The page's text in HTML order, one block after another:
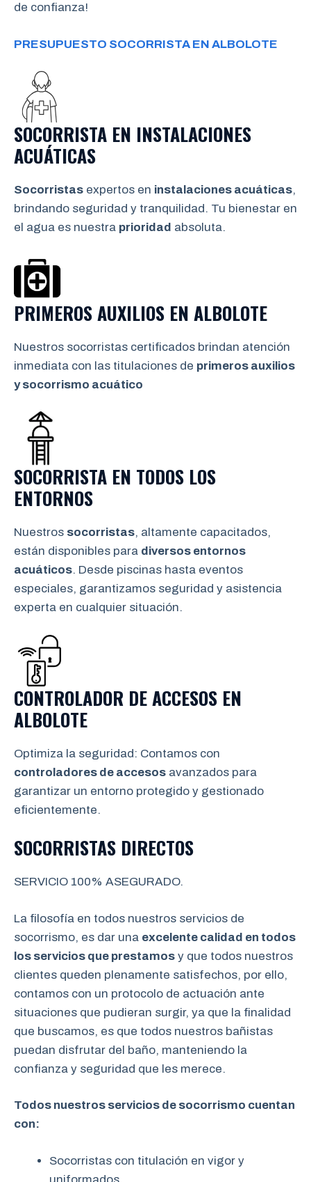
de confianza!
PRESUPUESTO SOCORRISTA EN ALBOLOTE
SOCORRISTA EN INSTALACIONES
ACUÁTICAS
Socorristas expertos en instalaciones acuáticas,
brindando seguridad y tranquilidad. Tu bienestar en
el agua es nuestra prioridad absoluta.
PRIMEROS AUXILIOS EN ALBOLOTE
Nuestros socorristas certificados brindan atención
inmediata con las titulaciones de primeros auxilios
y socorrismo acuático
SOCORRISTA EN TODOS LOS
ENTORNOS
Nuestros socorristas, altamente capacitados,
están disponibles para diversos entornos
acuáticos. Desde piscinas hasta eventos
especiales, garantizamos seguridad y asistencia
experta en cualquier situación.
CONTROLADOR DE ACCESOS EN
ALBOLOTE
Optimiza la seguridad: Contamos con
controladores de accesos avanzados para
garantizar un entorno protegido y gestionado
eficientemente.
SOCORRISTAS DIRECTOS
SERVICIO 100% ASEGURADO.
La filosofía en todos nuestros servicios de
socorrismo, es dar una excelente calidad en todos
los servicios que prestamos y que todos nuestros
clientes queden plenamente satisfechos, por ello,
contamos con un protocolo de actuación ante
situaciones que pudieran surgir, ya que la finalidad
que buscamos, es que todos nuestros bañistas
puedan disfrutar del baño, manteniendo la
confianza y seguridad que les merece.
Todos nuestros servicios de socorrismo cuentan
con:
Socorristas con titulación en vigor y
uniformados.